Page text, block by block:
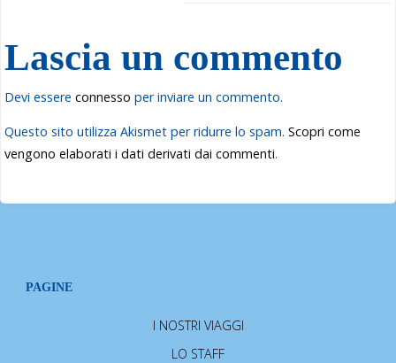
Lascia un commento
Devi essereconnesso per inviare un commento.
Questo sito utilizza Akismet per ridurre lo spam.Scopri come
vengono elaborati i dati derivati dai commenti.
PAGINE
I NOSTRI VIAGGI
LO STAFF